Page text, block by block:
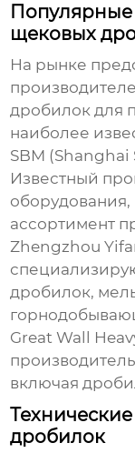
Популярные
щековых
На рынке
дробилок для
наиболее
SBM
Известный
ассортимент
Zhengzhou
дробилок,
Great Wall
включая
дробилок